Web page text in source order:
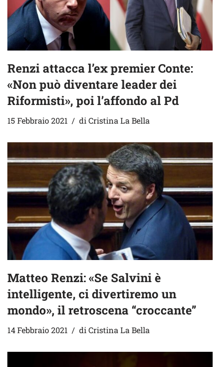
Renzi attacca l’ex premier Conte:
«Non può diventare leader dei
Riformisti», poi l’affondo al Pd
15 Febbraio 2021 diCristina La Bella
Matteo Renzi: «Se Salvini è
intelligente, ci divertiremo un
mondo», il retroscena “croccante”
14 Febbraio 2021 di Cristina La Bella